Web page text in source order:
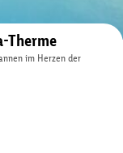
Therme
im Herzen der